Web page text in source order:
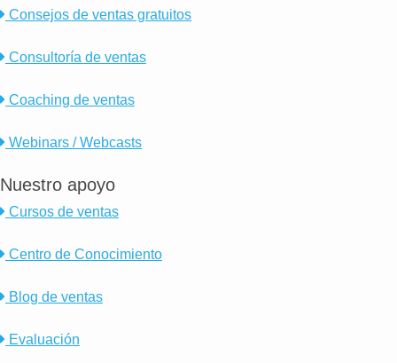
Consejos de ventas gratuitos
Consultoría de ventas
Coaching de ventas
Webinars / Webcasts
Nuestro apoyo
Cursos de ventas
Centro de Conocimiento
Blog de ventas
Evaluación